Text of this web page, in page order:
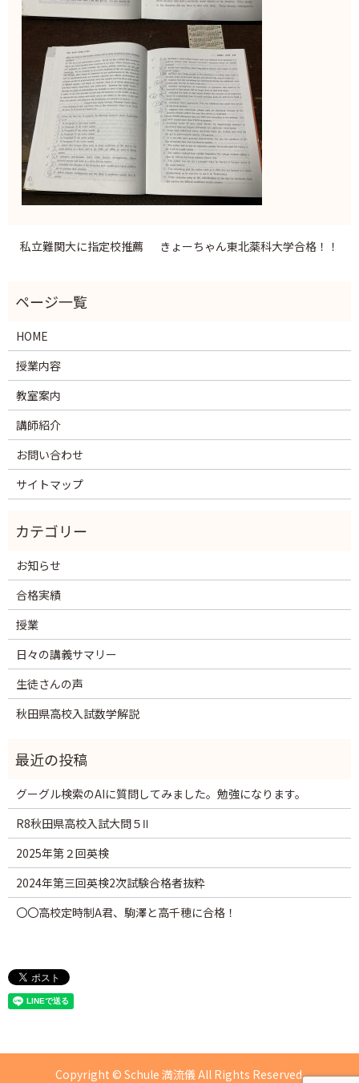
私立難関大に指定校推薦 きょーちゃん東北薬科大学合格！！
HOME
授業内容
教室案内
講師紹介
お問い合わせ
サイトマップ
お知らせ
合格実績
授業
日々の講義サマリー
生徒さんの声
秋田県高校入試数学解説
グーグル検索のAIに質問してみました。勉強になります。
R8秋田県高校入試大問５Ⅱ
2025年第２回英検
2024年第三回英検2次試験合格者抜粋
〇〇高校定時制A君、駒澤と高千穂に合格！
Copyright © Schule 満流儀 All Rights Reserved.